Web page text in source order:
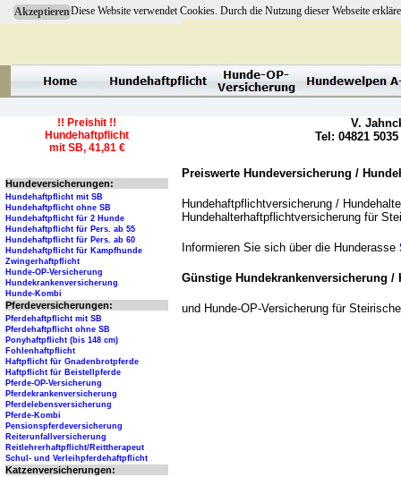
AkzeptierenDiese Website verwendet Cookies. Durch die Nutzung dieser Webseite
Preiswerte Hundeversicherung /
Hundehaftpflichtversicherung /
Hundehalterhaftpflichtversicherung für
Informieren Sie sich über die Hunderasse
Günstige Hundekrankenversicherung
und Hunde-OP-Versicherung für
V.
Tel: 04821
!! Preishit !!
Hundehaftpflicht
mit SB, 41,81 €
Hundeversicherungen:
Hundehaftpflicht mit SB
Hundehaftpflicht ohne SB
Hundehaftpflicht für 2 Hunde
Hundehaftpflicht für Pers. ab 55
Hundehaftpflicht für Pers. ab 60
Hundehaftpflicht für Kampfhunde
Zwingerhaftpflicht
Hunde-OP-Versicherung
Hundekrankenversicherung
Hunde-Kombi
Pferdeversicherungen:
Pferdehaftpflicht mit SB
Pferdehaftpflicht ohne SB
Ponyhaftpflicht (bis 148 cm)
Fohlenhaftpflicht
Haftpflicht für Gnadenbrotpferde
Haftpflicht für Beistellpferde
Pferde-OP-Versicherung
Pferdekrankenversicherung
Pferdelebensversicherung
Pferde-Kombi
Pensionspferdeversicherung
Reiterunfallversicherung
Reitlehrerhaftpflicht/Reittherapeut
Schul- und Verleihpferdehaftpflicht
Katzenversicherungen: